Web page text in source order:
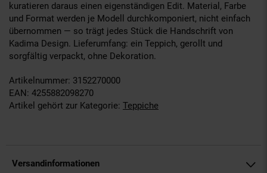
kuratieren daraus einen eigenständigen Edit. Material, Farbe
und Format werden je Modell durchkomponiert, nicht einfach
übernommen — so trägt jedes Stück die Handschrift von
Kadima Design. Lieferumfang: ein Teppich, gerollt und
sorgfältig verpackt, ohne Dekoration.
Artikelnummer: 3152270000
EAN: 4255882098270
Artikel gehört zur Kategorie: Teppiche
Versandinformationen